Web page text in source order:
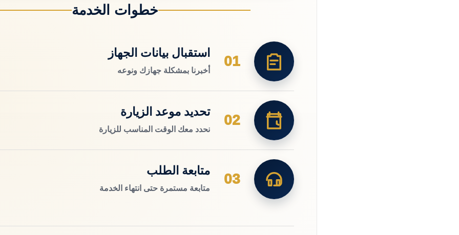
خطوات الخدمة
01
استقبال بيانات الجهاز
أخبرنا بمشكلة جهازك ونوعه
02
تحديد موعد الزيارة
نحدد معك الوقت المناسب للزيارة
03
متابعة الطلب
متابعة مستمرة حتى انتهاء الخدمة